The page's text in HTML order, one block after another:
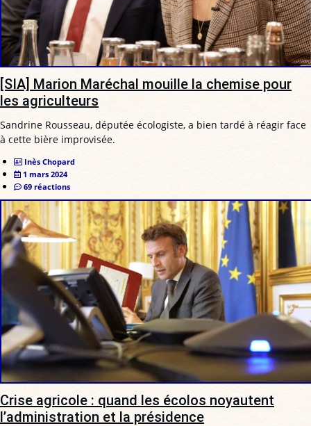
[SIA] Marion Maréchal mouille la chemise pour
les agriculteurs
Sandrine Rousseau, députée écologiste, a bien tardé à réagir face
à cette bière improvisée.
Inès Chopard
1 mars 2024
69 réactions
Crise agricole : quand les écolos noyautent
l’administration et la présidence